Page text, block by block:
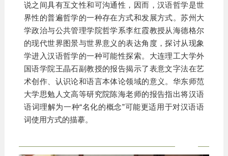
说之间具有互文性和可沟通性，因而，汉语哲学是世
界性的普遍哲学的一种存在方式和发展方式。苏州大
学政治与公共管理学院哲学系李红霞教授从海德格尔
的现代世界图景与世界意义的表达角度，探讨从现象
学进入汉语哲学的一种可能性探索。大连理工大学外
国语学院王晶石副教授的报告揭示了表意文字法在艺
术创作、认识论和语言本体论领域的意义。华东师范
大学思勉人文高等研究院陈海老师的报告指出将汉语
语词理解为一种“名化的概念”可能更适用于对汉语语
词使用方式的描摹。